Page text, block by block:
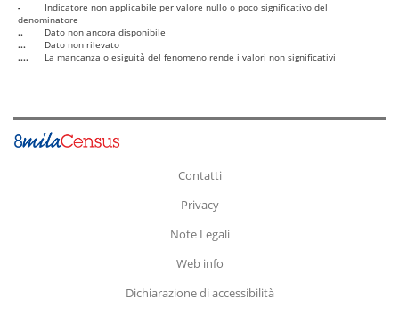
-
Indicatore non applicabile per valore nullo o poco significativo del
denominatore
..
Dato non ancora disponibile
...
Dato non rilevato
....
La mancanza o esiguità del fenomeno rende i valori non significativi
Contatti
Privacy
Note Legali
Web info
Dichiarazione di accessibilità